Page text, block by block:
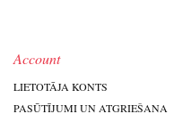
Account
LIETOTĀJA KONTS
PASŪTĪJUMI UN ATGRIEŠANA